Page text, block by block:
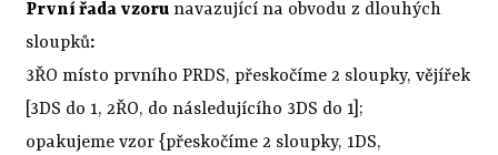
První řada vzoru navazující na obvodu z dlouhých
sloupků:
3ŘO místo prvního PRDS, přeskočíme 2 sloupky, vějířek
[3DS do 1, 2ŘO, do následujícího 3DS do 1];
opakujeme vzor {přeskočíme 2 sloupky, 1DS,